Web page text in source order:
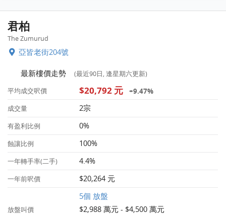
君柏
The Zumurud
亞皆老街204號
最新樓價走勢
(最近90日, 逢星期六更新)
平均成交呎價
$20,792 元 +9.47%
成交量 2宗
有盈利比例 0%
蝕讓比例 100%
一年轉手率(二手) 4.4%
一年前呎價 $20,264 元
放盤叫價
5個 放盤
$2,988 萬元 - $4,500 萬元